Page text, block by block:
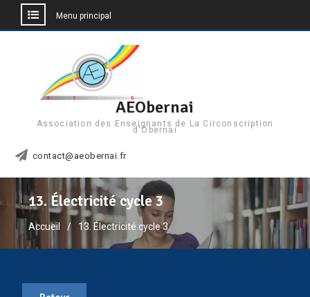
Menu principal
AEObernai
Association des Enseignants de La Circonscription
d'Obernai
contact@aeobernai.fr
13. Électricité cycle 3
Accueil 13. Électricité cycle 3